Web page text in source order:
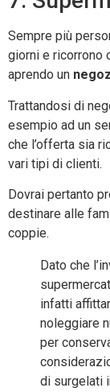
Sempre più
giorni e ricorrono
aprendo un
Trattandosi di
esempio ad un
che l’offerta sia
vari tipi di clienti.
Dovrai pertanto
destinare alle
coppie.
Dato che
infatti
noleggiare
per
di surgelati